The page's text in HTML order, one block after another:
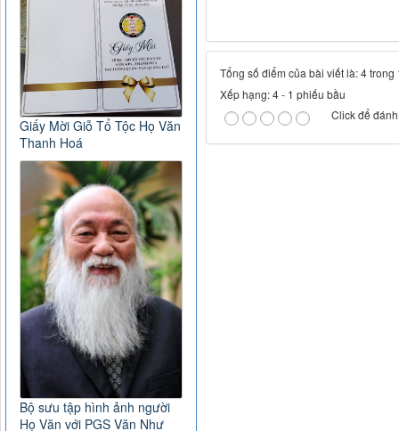
Tổng số điểm của bài viết là: 4 trong
Xếp hạng:4- 1 phiếu bầu
Click để
Giấy Mời Giỗ Tổ Tộc Họ Văn
Thanh Hoá
Bộ sưu tập hình ảnh người
Họ Văn với PGS Văn Như